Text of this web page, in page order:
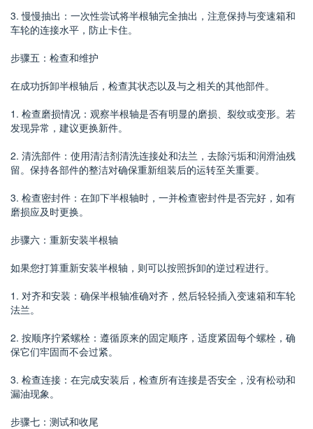
3. 慢慢抽出：一次性尝试将半根轴完全抽出，注意保持与变速箱和
车轮的连接水平，防止卡住。
步骤五：检查和维护
在成功拆卸半根轴后，检查其状态以及与之相关的其他部件。
1. 检查磨损情况：观察半根轴是否有明显的磨损、裂纹或变形。若
发现异常，建议更换新件。
2. 清洗部件：使用清洁剂清洗连接处和法兰，去除污垢和润滑油残
留。保持各部件的整洁对确保重新组装后的运转至关重要。
3. 检查密封件：在卸下半根轴时，一并检查密封件是否完好，如有
磨损应及时更换。
步骤六：重新安装半根轴
如果您打算重新安装半根轴，则可以按照拆卸的逆过程进行。
1. 对齐和安装：确保半根轴准确对齐，然后轻轻插入变速箱和车轮
法兰。
2. 按顺序拧紧螺栓：遵循原来的固定顺序，适度紧固每个螺栓，确
保它们牢固而不会过紧。
3. 检查连接：在完成安装后，检查所有连接是否安全，没有松动和
漏油现象。
步骤七：测试和收尾